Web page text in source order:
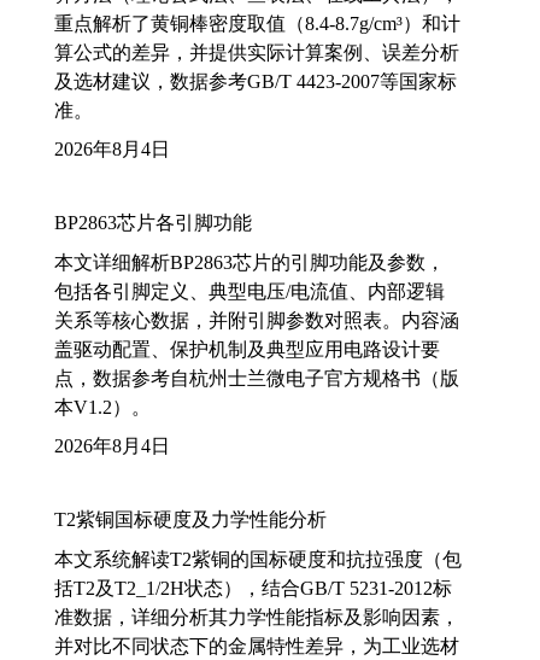
重点解析了黄铜棒密度取值（8.4-8.7g/cm³）和计
算公式的差异，并提供实际计算案例、误差分析
及选材建议，数据参考GB/T 4423-2007等国家标
准。
2026年8月4日
BP2863芯片各引脚功能
本文详细解析BP2863芯片的引脚功能及参数，
包括各引脚定义、典型电压/电流值、内部逻辑
关系等核心数据，并附引脚参数对照表。内容涵
盖驱动配置、保护机制及典型应用电路设计要
点，数据参考自杭州士兰微电子官方规格书（版
本V1.2）。
2026年8月4日
T2紫铜国标硬度及力学性能分析
本文系统解读T2紫铜的国标硬度和抗拉强度（包
括T2及T2_1/2H状态），结合GB/T 5231-2012标
准数据，详细分析其力学性能指标及影响因素，
并对比不同状态下的金属特性差异，为工业选材